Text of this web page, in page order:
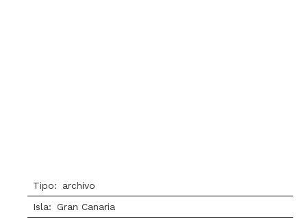
Tipo:
archivo
Isla: Gran Canaria